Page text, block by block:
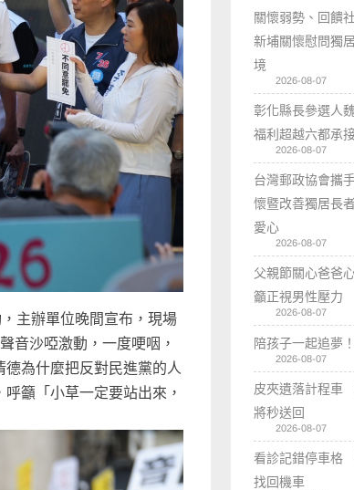
主辦單位晚間宣布，現場
音沙啞激動，一度哽咽，
為什麼把反對民進黨的人
籲「小草一定要站出來，
關懷弱勢、回饋
新埔關懷慰問獨
境
2026-08-07
彰化縣長參選人
福利超越六都承
2026-08-07
台灣郵政協會攜
懷暨改善獨居長
愛心
2026-08-07
父親節關心爸爸
籲正視男性壓力
2026-08-07
陪孩子一起追夢
2026-08-07
皮夾遺落計程車
將秒送回
2026-08-07
看診記錯停車格
找回機車